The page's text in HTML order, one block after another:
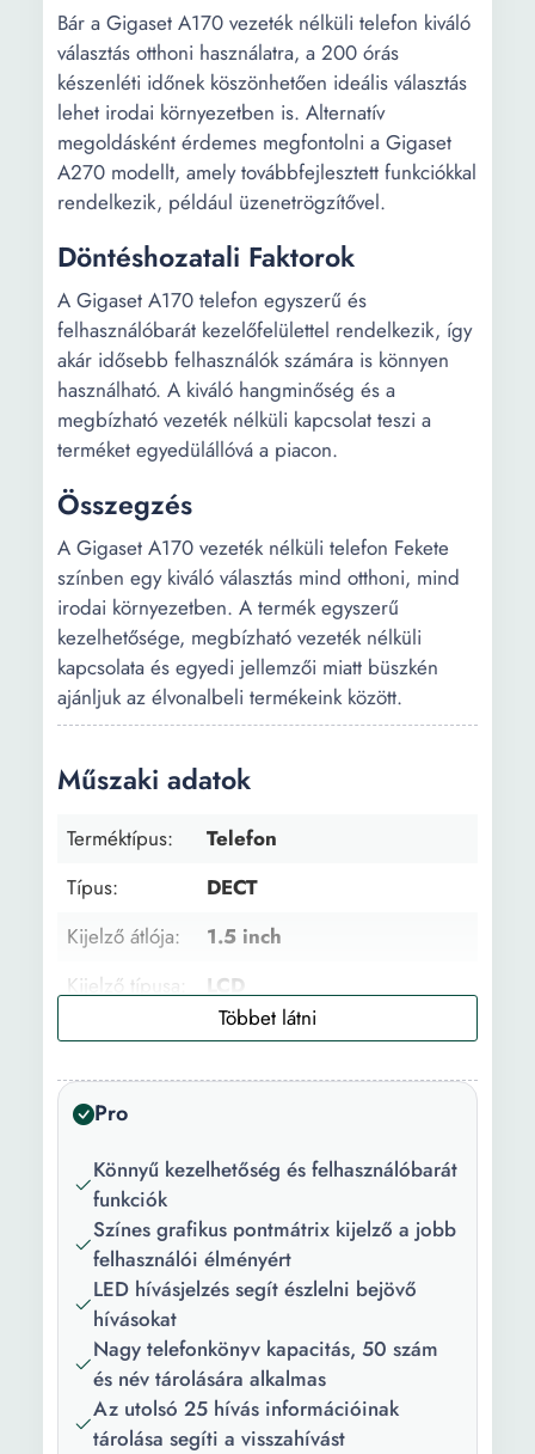
Bár a Gigaset A170 vezeték nélküli telefon kiváló
választás otthoni használatra, a 200 órás
készenléti időnek köszönhetően ideális választás
lehet irodai környezetben is. Alternatív
megoldásként érdemes megfontolni a Gigaset
A270 modellt, amely továbbfejlesztett funkciókkal
rendelkezik, például üzenetrögzítővel.
Döntéshozatali Faktorok
A Gigaset A170 telefon egyszerű és
felhasználóbarát kezelőfelülettel rendelkezik, így
akár idősebb felhasználók számára is könnyen
használható. A kiváló hangminőség és a
megbízható vezeték nélküli kapcsolat teszi a
terméket egyedülállóvá a piacon.
Összegzés
A Gigaset A170 vezeték nélküli telefon Fekete
színben egy kiváló választás mind otthoni, mind
irodai környezetben. A termék egyszerű
kezelhetősége, megbízható vezeték nélküli
kapcsolata és egyedi jellemzői miatt büszkén
ajánljuk az élvonalbeli termékeink között.
Műszaki adatok
Terméktípus:
Telefon
Típus:
DECT
Kijelző átlója:
1.5 inch
Kijelző típusa:
LCD
Telefonkönyv:
50 szám és név
Caller ID:
Igen
Hatósugár (m):
Akkumulátor:
2 x AAA NiMH
Tárcsázott
számok listája:
Igen 25 szám
Csengőhangok:
Működési idő
(h):
18 (beszélgetés)
Üzenetrögzítő: Nem
Pro
Könnyű kezelhetőség és felhasználóbarát
funkciók
Színes grafikus pontmátrix kijelző a jobb
felhasználói élményért
LED hívásjelzés segít észlelni bejövő
hívásokat
Nagy telefonkönyv kapacitás, 50 szám
és név tárolására alkalmas
Az utolsó 25 hívás információinak
tárolása segíti a visszahívást